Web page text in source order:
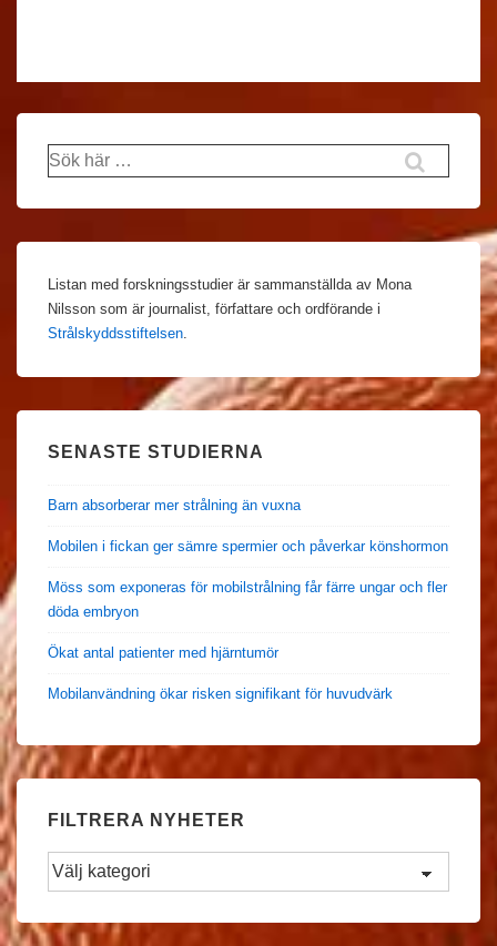
Sök
efter:
Listan med forskningsstudier är sammanställda av Mona
Nilsson som är journalist, författare och ordförande i
Strålskyddsstiftelsen.
SENASTE STUDIERNA
Barn absorberar mer strålning än vuxna
Mobilen i fickan ger sämre spermier och påverkar könshormon
Möss som exponeras för mobilstrålning får färre ungar och fler
döda embryon
Ökat antal patienter med hjärntumör
Mobilanvändning ökar risken signifikant för huvudvärk
FILTRERA NYHETER
Filtrera
Nyheter